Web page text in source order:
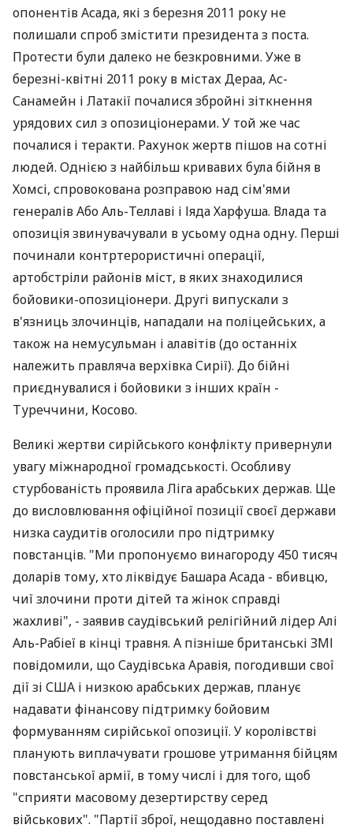
опонентів Асада, які з березня 2011 року не
полишали спроб змістити президента з поста.
Протести були далеко не безкровними. Уже в
березні-квітні 2011 року в містах Дераа, Ас-
Санамейн і Латакії почалися збройні зіткнення
урядових сил з опозиціонерами. У той же час
почалися і теракти. Рахунок жертв пішов на сотні
людей. Однією з найбільш кривавих була бійня в
Хомсі, спровокована розправою над сім'ями
генералів Або Аль-Теллаві і Іяда Харфуша. Влада та
опозиція звинувачували в усьому одна одну. Перші
починали контртерористичні операції,
артобстріли районів міст, в яких знаходилися
бойовики-опозиціонери. Другі випускали з
в'язниць злочинців, нападали на поліцейських, а
також на немусульман і алавітів (до останніх
належить правляча верхівка Сирії). До бійні
приєднувалися і бойовики з інших країн -
Туреччини, Косово.
Великі жертви сирійського конфлікту привернули
увагу міжнародної громадськості. Особливу
стурбованість проявила Ліга арабських держав. Ще
до висловлювання офіційної позиції своєї держави
низка саудитів оголосили про підтримку
повстанців. "Ми пропонуємо винагороду 450 тисяч
доларів тому, хто ліквідує Башара Асада - вбивцю,
чиї злочини проти дітей та жінок справді
жахливі", - заявив саудівський релігійний лідер Алі
Аль-Рабіеї в кінці травня. А пізніше британські ЗМІ
повідомили, що Саудівська Аравія, погодивши свої
дії зі США і низкою арабських держав, планує
надавати фінансову підтримку бойовим
формуванням сирійської опозиції. У королівстві
планують виплачувати грошове утримання бійцям
повстанської армії, в тому числі і для того, щоб
"сприяти масовому дезертирству серед
військових". "Партії зброї, нещодавно поставлені